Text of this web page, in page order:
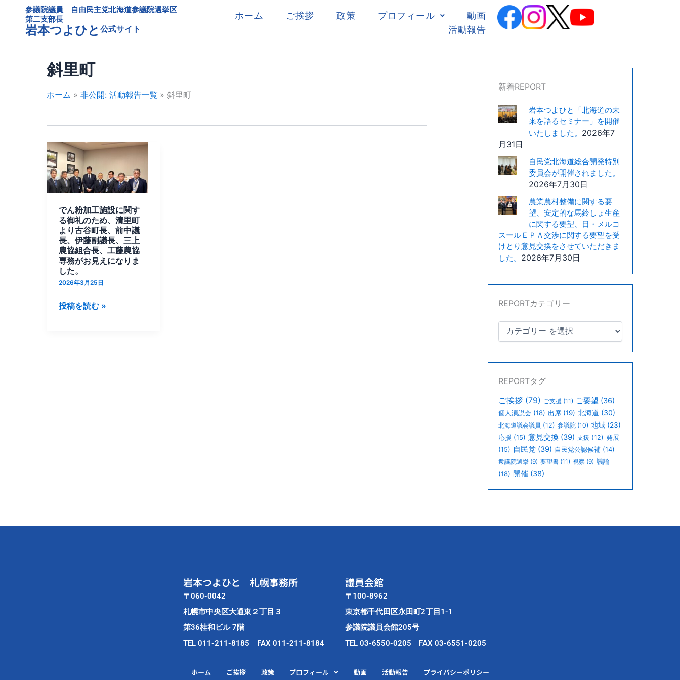
参議院議員 自由民主党北海道参議院選挙区
第二支部長
岩本つよひと 公式サイト
ホーム ご挨拶 政策 プロフィール
動画
活動報告
斜里町
ホーム 非公開: 活動報告一覧 斜里町
でん粉加工施設に関す
る御礼のため、清里町
より古谷町長、前中議
長、伊藤副議長、三上
農協組合長、工藤農協
専務がお見えになりま
した。
2026年3月25日
で
粉
加
施
設
に
関
す
る
礼
投稿を読む »
新着REPORT
岩本つよひと「北海道の未
来を語るセミナー」を開催
いたしました。 2026年7
月31日
自民党北海道総合開発特別
委員会が開催されました。
2026年7月30日
農業農村整備に関する要
望、安定的な馬鈴しょ生産
に関する要望、日・メルコ
スールＥＰＡ交渉に関する要望を受
けとり意見交換をさせていただきま
した。 2026年7月30日
REPORTカテゴリー
カ
テ
ゴ
REPORTタグ
ご挨拶 (79) ご支援 (11) ご要望 (36)
個人演説会 (18) 出席 (19) 北海道 (30)
北海道議会議員 (12) 参議院 (10) 地域 (23)
応援 (15) 意見交換 (39) 支援 (12) 発展
(15) 自民党 (39) 自民党公認候補 (14)
衆議院選挙 (9) 要望書 (11) 視察 (9) 議論
(18) 開催 (38)
岩本つよひと 札幌事務所
〒060-0042
札幌市中央区大通東２丁目３
第36桂和ビル 7階
TEL 011-211-8185 FAX 011-211-8184
議員会館
〒100-8962
東京都千代田区永田町2丁目1-1
参議院議員会館205号
TEL 03-6550-0205 FAX 03-6551-0205
ホーム ご挨拶 政策 プロフィール 動画 活動報告 プライバシーポリシー